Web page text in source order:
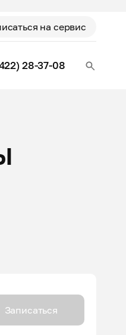
на сервис
28-37-08
Записаться